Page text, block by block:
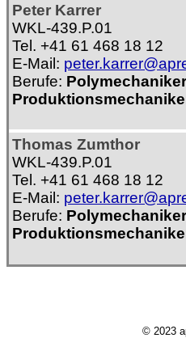
Peter Karrer
WKL-439.P.01
Tel. +41 61 468 18 12
E-Mail:
Berufe:
Thomas Zumthor
WKL-439.P.01
Tel. +41 61 468 18 12
E-Mail:
Berufe:
© 2023